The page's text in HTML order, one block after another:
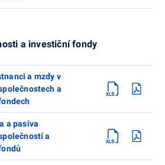
a investiční fondy
a mzdy v
a
a pasiva
a